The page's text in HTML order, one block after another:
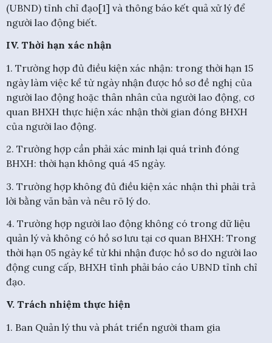
(UBND) tỉnh chỉ đạo[1] và thông báo kết quả xử lý để
người lao động biết.
IV. Thời hạn xác nhận
1. Trường hợp đủ điều kiện xác nhận: trong thời hạn 15
ngày làm việc kể từ ngày nhận được hồ sơ đề nghị của
người lao động hoặc thân nhân của người lao động, cơ
quan BHXH thực hiện xác nhận thời gian đóng BHXH
của người lao động.
2. Trường hợp cần phải xác minh lại quá trình đóng
BHXH: thời hạn không quá 45 ngày.
3. Trường hợp không đủ điều kiện xác nhận thì phải trả
lời bằng văn bản và nêu rõ lý do.
4. Trường hợp người lao động không có trong dữ liệu
quản lý và không có hồ sơ lưu tại cơ quan BHXH: Trong
thời hạn 05 ngày kể từ khi nhận được hồ sơ do người lao
động cung cấp, BHXH tỉnh phải báo cáo UBND tỉnh chỉ
đạo.
V. Trách nhiệm thực hiện
1. Ban Quản lý thu và phát triển người tham gia